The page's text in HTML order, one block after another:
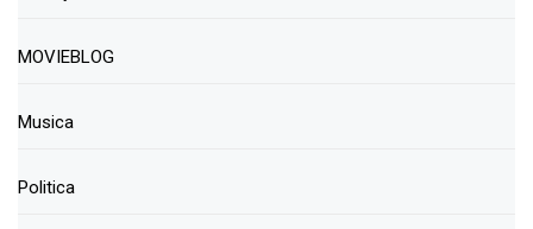
MOVIEBLOG
Musica
Politica